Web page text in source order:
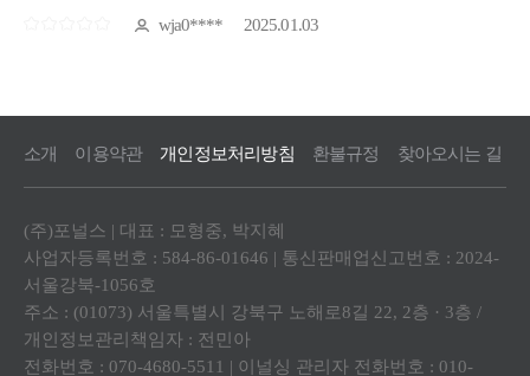
소개 이용약관 개인정보처리방침 환불규정 찾아오시는 길
(주)포널스 | 대표 : 모형중, 박지혜
사업자등록번호 : 584-86-01646 | 통신판매업신고번호 : 2024-
서울강북-1056호
주소 : (01073) 서울특별시 강북구 노해로8길 22, 2층 · 3층 /
개인정보관리책임자 : 전민아
전화번호 : 070-4680-5511 | 이널싱 관리자 전화번호 : 010-